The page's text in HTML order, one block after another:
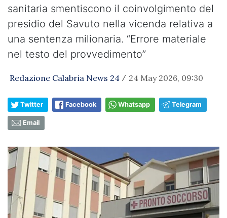
sanitaria smentiscono il coinvolgimento del
presidio del Savuto nella vicenda relativa a
una sentenza milionaria. “Errore materiale
nel testo del provvedimento”
Redazione Calabria News 24 / 24 May 2026, 09:30
Twitter Facebook Whatsapp Telegram
Email